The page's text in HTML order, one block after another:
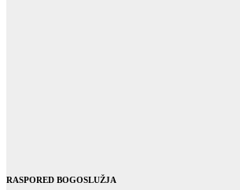
RASPORED BOGOSLUŽJA